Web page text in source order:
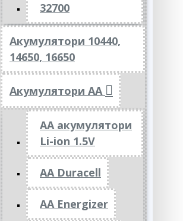
32700
Акумулятори 10440,
14650, 16650
Акумулятори АА
AA акумулятори
Li-ion 1.5V
AA Duracell
AA Energizer